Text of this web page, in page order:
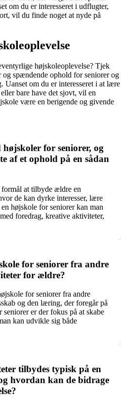
om du er interesseret i udflugter,
vil du finde noget at nyde på
højskoleoplevelse? Tjek
spændende ophold for seniorer og
Uanset om du er interesseret i at lære
bare have det sjovt, vil en
være en berigende og givende
for seniorer, og
af et ophold på en sådan
at tilbyde ældre en
de kan dyrke interesser, lære
højskole for seniorer kan man
foredrag, kreative aktiviteter,
for seniorer fra andre
for ældre?
for seniorer fra andre
og den læring, der foregår på
er der fokus på at skabe
kan udvikle sig både
tilbydes typisk på en
hvordan kan de bidrage